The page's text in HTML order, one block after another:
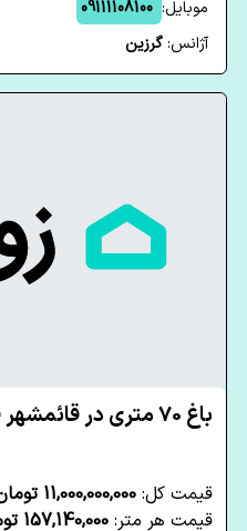
موبایل: 09111108100
آژانس:گرزین
باغ 70 متری در قائمشهر قائم شهر
قیمت کل: 11,000,000,000 تومان
قیمت هر متر: 157,140,000 تومان